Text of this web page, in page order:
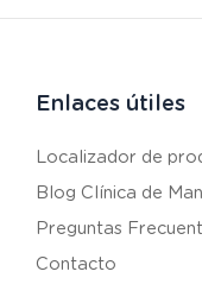
Enlaces útiles
Localizador de
Blog Clínica de
Preguntas
Contacto